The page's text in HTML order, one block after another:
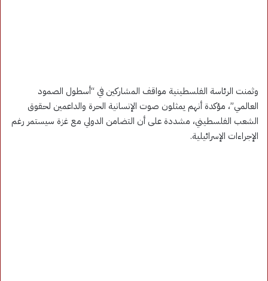
وثمنت الرئاسة الفلسطينية مواقف المشاركين في “أسطول الصمود
العالمي”، مؤكدة أنهم يمثلون صوت الإنسانية الحرة والداعمين لحقوق
الشعب الفلسطيني، مشددة على أن التضامن الدولي مع غزة سيستمر رغم
الإجراءات الإسرائيلية.